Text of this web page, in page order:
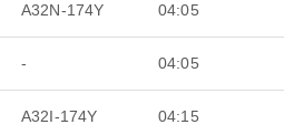
A32N-174Y 04:05
- 04:05
A32I-174Y 04:15